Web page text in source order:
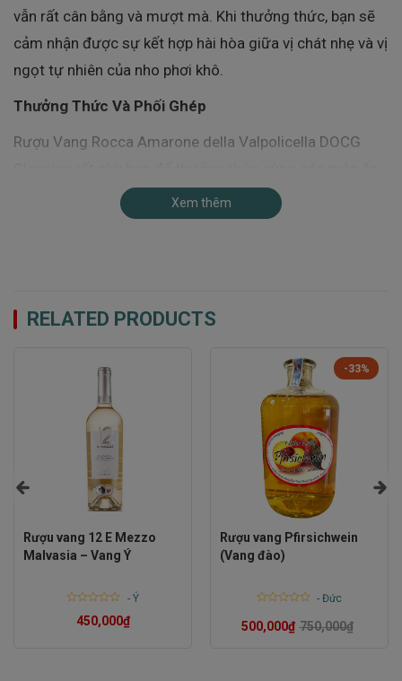
vẫn rất cân bằng và mượt mà. Khi thưởng thức, bạn sẽ
cảm nhận được sự kết hợp hài hòa giữa vị chát nhẹ và vị
ngọt tự nhiên của nho phơi khô.
Thưởng Thức Và Phối Ghép
Rượu Vang Rocca Amarone della Valpolicella DOCG
từ thịt đỏ, đặc biệt là bò bít tết, thịt thú rừng, hoặc các
món hầm phong phú. Nên rót rượu vào decanter và để
Xem thêm
RELATED PRODUCTS
Rượu vang 12 E Mezzo
Malvasia – Vang Ý
Rated
- Ý
450,000₫
-33%
Rượu vang Pfirsichwein
(Vang đào)
0
out
-Đức
750,000₫
500,000₫